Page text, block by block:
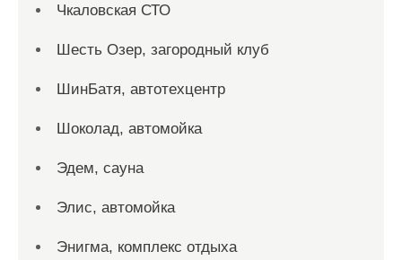
Чкаловская СТО
Шесть Озер, загородный клуб
ШинБатя, автотехцентр
Шоколад, автомойка
Эдем, сауна
Элис, автомойка
Энигма, комплекс отдыха